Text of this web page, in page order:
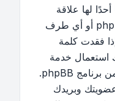
لها علاقة
بـ”منتديات مجلس العود“ أو phpBB أو أي طرف
فقدت كلمة
استعمال خدمة
”فقدت كلمة المرور“ المقدمة من برنامج phpBB.
وبريدك